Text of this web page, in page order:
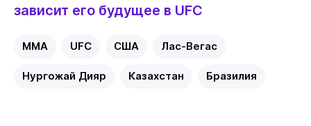
зависит его будущее в UFC
MMA UFC США Лас-Вегас
Нургожай Дияр Казахстан Бразилия